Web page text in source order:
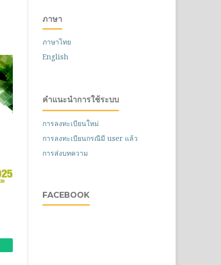
ภาษา
ภาษาไทย
English
คำแนะนำการใช้ระบบ
การลงทะเบียนใหม่
การลงทะเบียนกรณีมี user แล้ว
การส่งบทความ
FACEBOOK